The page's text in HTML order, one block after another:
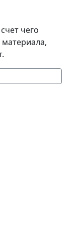
чего
материала,